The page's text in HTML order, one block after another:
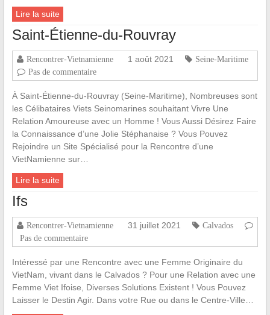
Lire la suite
Saint-Étienne-du-Rouvray
Rencontrer-Vietnamienne 1 août 2021
Seine-Maritime
Pas de commentaire
À Saint-Étienne-du-Rouvray (Seine-Maritime), Nombreuses sont
les Célibataires Viets Seinomarines souhaitant Vivre Une
Relation Amoureuse avec un Homme ! Vous Aussi Désirez Faire
la Connaissance d’une Jolie Stéphanaise ? Vous Pouvez
Rejoindre un Site Spécialisé pour la Rencontre d’une
VietNamienne sur…
Lire la suite
Ifs
Rencontrer-Vietnamienne 31 juillet 2021
Calvados
Pas de commentaire
Intéressé par une Rencontre avec une Femme Originaire du
VietNam, vivant dans le Calvados ? Pour une Relation avec une
Femme Viet Ifoise, Diverses Solutions Existent ! Vous Pouvez
Laisser le Destin Agir. Dans votre Rue ou dans le Centre-Ville…